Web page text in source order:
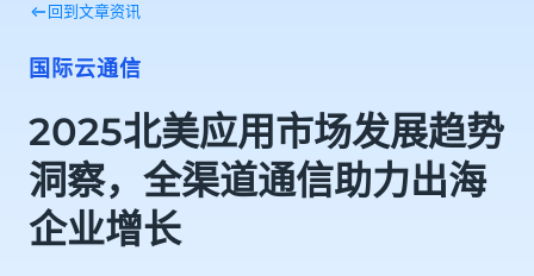
回到文章资讯
国际云通信
2025北美应用市场发展趋势
洞察，全渠道通信助力出海
企业增长